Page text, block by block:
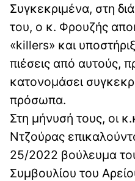
Συγκεκριμένα, στη
του, ο κ. Φρουζής
«killers» και
πιέσεις από αυτούς,
κατονομάσει
πρόσωπα.
Στη μήνυσή τους, οι
Ντζούρας
25/2022 βούλευμα
Συμβουλίου του